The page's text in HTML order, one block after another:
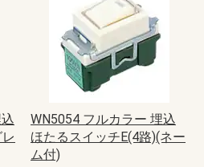
WN5054 フルカラー 埋込
ほたるスイッチE(4路)(ネー
ム付)